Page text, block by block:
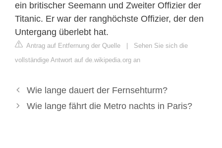
ein britischer Seemann und Zweiter Offizier der
Titanic. Er war der ranghöchste Offizier, der den
Untergang überlebt hat.
Antrag auf Entfernung der Quelle | Sehen Sie sich die
vollständige Antwort auf de.wikipedia.org an
Wie lange dauert der Fernsehturm?
Wie lange fährt die Metro nachts in Paris?